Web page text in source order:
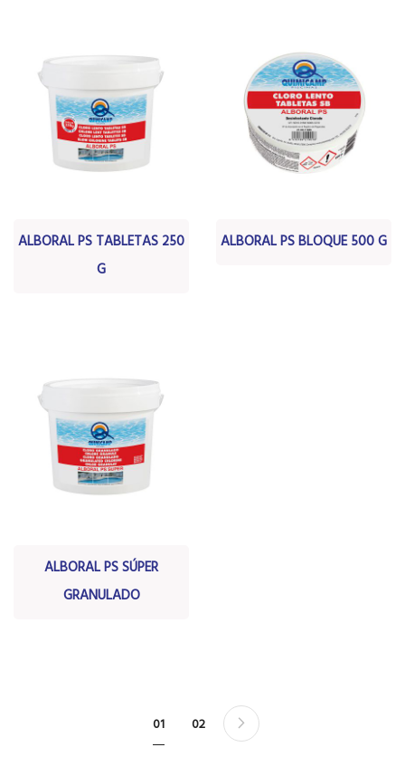
ALBORAL PS TABLETAS 250
G
ALBORAL PS BLOQUE 500 G
ALBORAL PS SÚPER
GRANULADO
Actualmente estás leyendo página
01 Página
02 Página
Siguiente